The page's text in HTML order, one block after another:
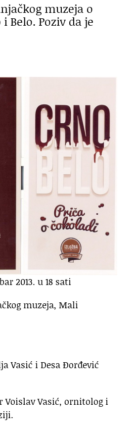
muzeja o
Belo. Poziv da je
2013. u 18 sati
muzeja, Mali
Vasić i Desa Đorđević
Voislav Vasić, ornitolog i